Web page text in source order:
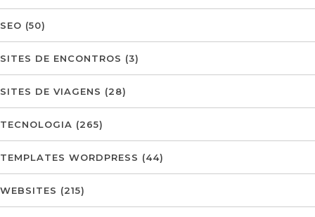
SEO (50)
SITES DE ENCONTROS (3)
SITES DE VIAGENS (28)
TECNOLOGIA (265)
TEMPLATES WORDPRESS (44)
WEBSITES (215)